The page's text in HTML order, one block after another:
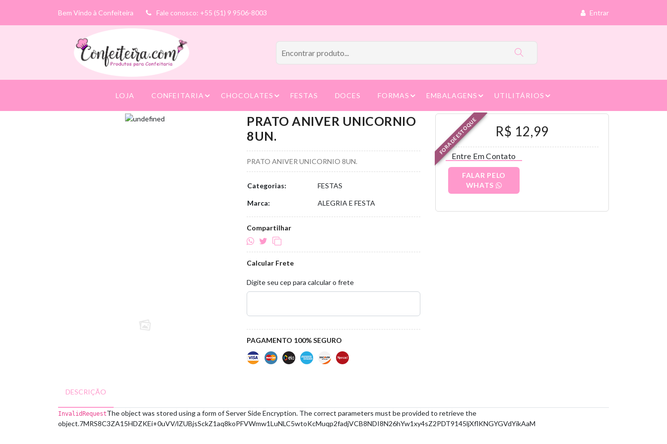
Bem Vindo à Confeiteira Fale conosco: +55 (51) 9 9506-8003 Entrar
LOJA CONFEITARIA CHOCOLATES FESTAS DOCES FORMAS EMBALAGENS UTILITÁRIOS
PRATO ANIVER UNICORNIO
8UN.
PRATO ANIVER UNICORNIO 8UN.
Categorias: FESTAS
Marca: ALEGRIA E FESTA
Compartilhar
Calcular Frete
Digite seu cep para calcular o frete
PAGAMENTO 100% SEGURO
FORA DE ESTOQUE R$ 12,99
Entre Em Contato
FALAR PELO
WHATS
DESCRIÇÃO
InvalidRequestThe object was stored using a form of Server Side Encryption. The correct parameters must be provided to retrieve the
object.7MRS8C3ZA15HDZKEi+0uVV/lZUBjsSckZ1aq8koPFVWmw1LuNLC5wtoKcMuqp2fadjVCB8NDI8N26hYw1xy4sZ2PDT9145ljXflKNGYGVdYikAaM